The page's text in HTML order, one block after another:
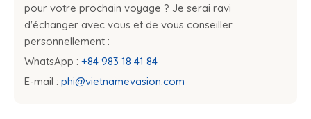
pour votre prochain voyage ? Je serai ravi
d'échanger avec vous et de vous conseiller
personnellement :
WhatsApp : +84 983 18 41 84
E-mail : phi@vietnamevasion.com